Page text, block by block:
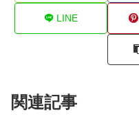
LINE
関連記事